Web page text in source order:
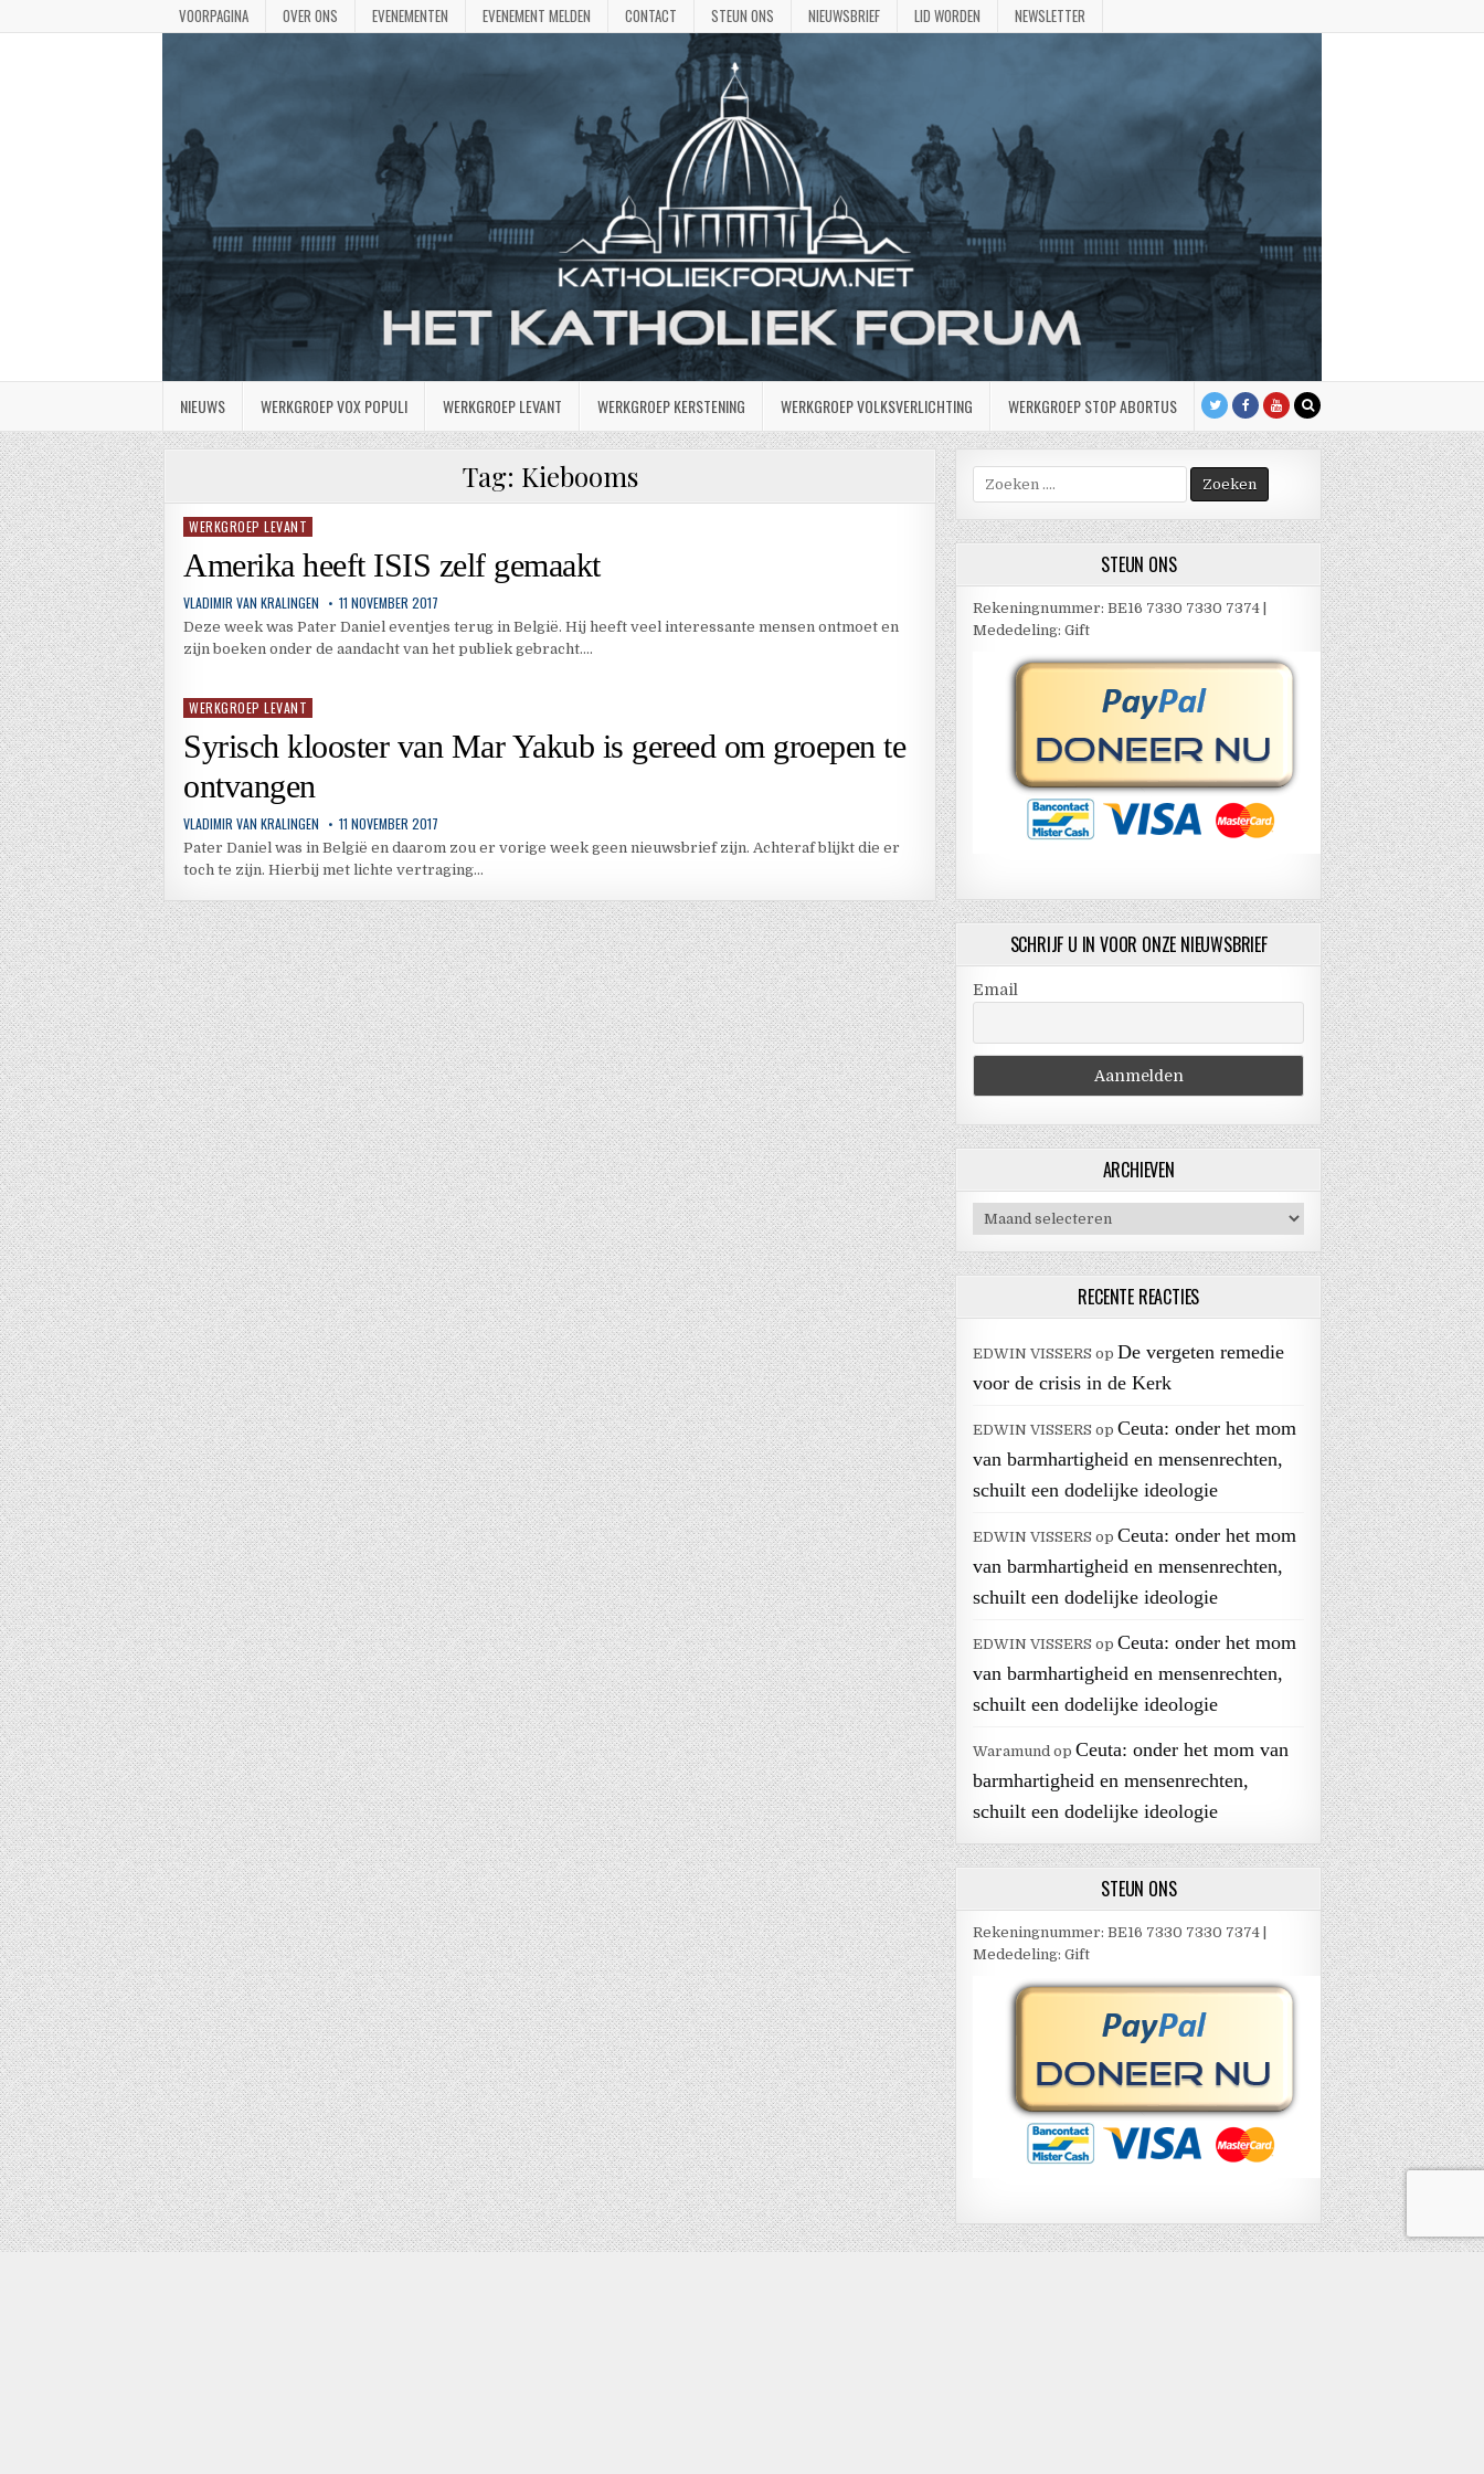
VOORPAGINA OVER ONS EVENEMENTEN EVENEMENT MELDEN CONTACT STEUN ONS NIEUWSBRIEF LID WORDEN NEWSLETTER
NIEUWS WERKGROEP VOX POPULI WERKGROEP LEVANT WERKGROEP KERSTENING WERKGROEP VOLKSVERLICHTING WERKGROEP STOP ABORTUS
Tag: Kiebooms
Geplaatst
WERKGROEP LEVANT
Amerika heeft ISIS zelf gemaakt
VLADIMIR VAN KRALINGEN 11 NOVEMBER 2017
Deze week was Pater Daniel eventjes terug in België. Hij heeft veel interessante mensen ontmoet en
zijn boeken onder de aandacht van het publiek gebracht….
Geplaatst
WERKGROEP LEVANT
Syrisch klooster van Mar Yakub is gereed om groepen te
ontvangen
VLADIMIR VAN KRALINGEN 11 NOVEMBER 2017
Pater Daniel was in België en daarom zou er vorige week geen nieuwsbrief zijn. Achteraf blijkt die er
toch te zijn. Hierbij met lichte vertraging…
Zoek
naar:
STEUN ONS
Rekeningnummer: BE16 7330 7330 7374 |
Mededeling: Gift
SCHRIJF U IN VOOR ONZE NIEUWSBRIEF
Email
ARCHIEVEN
Archieven
RECENTE REACTIES
EDWIN VISSERS opDe vergeten remedie
voor de crisis in de Kerk
EDWIN VISSERS opCeuta: onder het mom
van barmhartigheid en mensenrechten,
schuilt een dodelijke ideologie
EDWIN VISSERS opCeuta: onder het mom
van barmhartigheid en mensenrechten,
schuilt een dodelijke ideologie
EDWIN VISSERS opCeuta: onder het mom
van barmhartigheid en mensenrechten,
schuilt een dodelijke ideologie
Waramund opCeuta: onder het mom van
barmhartigheid en mensenrechten,
schuilt een dodelijke ideologie
STEUN ONS
Rekeningnummer: BE16 7330 7330 7374 |
Mededeling: Gift